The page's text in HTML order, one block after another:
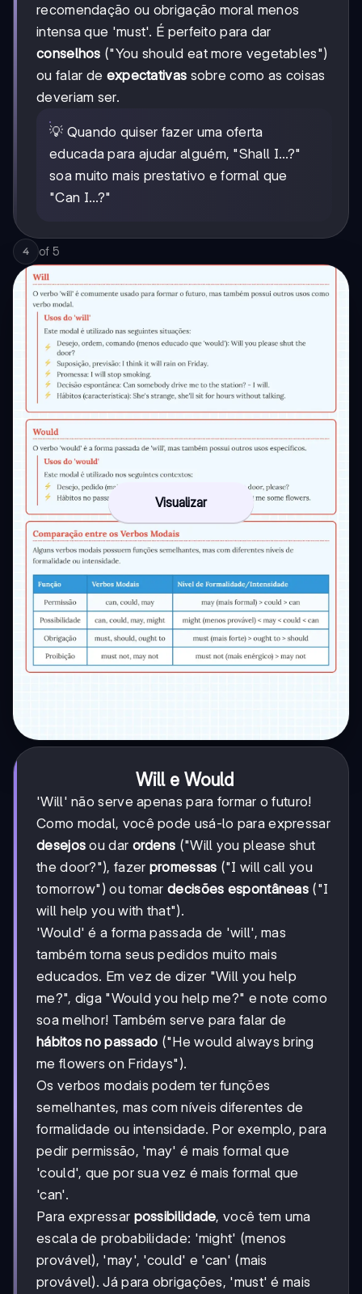
recomendação ou obrigação moral menos
intensa que 'must'. É perfeito para dar
conselhos ("You should eat more vegetables")
ou falar de expectativas sobre como as coisas
deveriam ser.
💡 Quando quiser fazer uma oferta
educada para ajudar alguém, "Shall I...?"
soa muito mais prestativo e formal que
"Can I...?"
4 of 5
Visualizar
Will e Would
'Will' não serve apenas para formar o futuro!
Como modal, você pode usá-lo para expressar
desejos ou dar ordens ("Will you please shut
the door?"), fazer promessas ("I will call you
tomorrow") ou tomardecisões espontâneas ("I
will help you with that").
'Would' é a forma passada de 'will', mas
também torna seus pedidos muito mais
educados. Em vez de dizer "Will you help
me?", diga "Would you help me?" e note como
soa melhor! Também serve para falar de
hábitos no passado ("He would always bring
me flowers on Fridays").
Os verbos modais podem ter funções
semelhantes, mas com níveis diferentes de
formalidade ou intensidade. Por exemplo, para
pedir permissão, 'may' é mais formal que
'could', que por sua vez é mais formal que
'can'.
Para expressar possibilidade, você tem uma
escala de probabilidade: 'might' (menos
provável), 'may', 'could' e 'can' (mais
provável). Já para obrigações, 'must' é mais